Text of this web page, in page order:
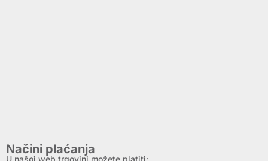
Načini plaćanja
U našoj web trgovini možete platiti: